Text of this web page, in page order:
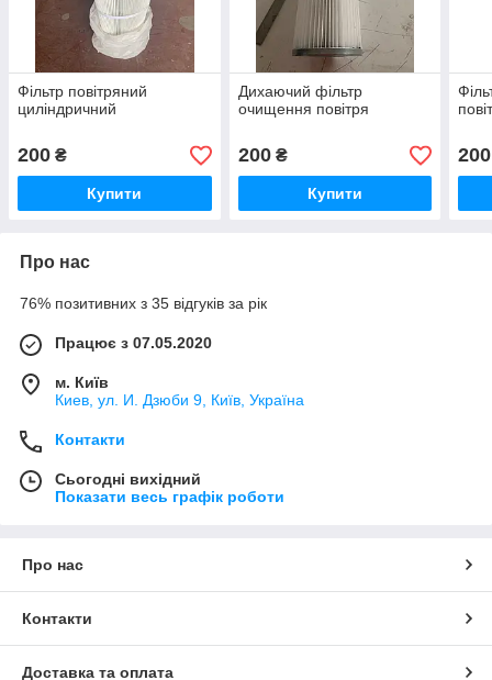
Фільтр повітряний
циліндричний
200 ₴
Купити
Дихаючий фільтр
очищення повітря
200₴
Купити
200
Про нас
76% позитивних з 35 відгуків за рік
Працює з 07.05.2020
м. Київ
Киев, ул. И. Дзюби 9, Київ, Україна
Контакти
Сьогодні вихідний
Показати весь графік роботи
Про нас
Контакти
Доставка та оплата